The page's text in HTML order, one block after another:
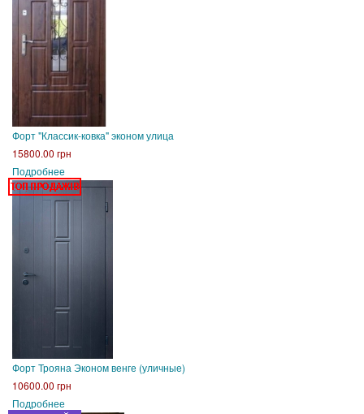
Форт "Классик-ковка" эконом улица
15800.00 грн
Подробнее
Форт Трояна Эконом венге (уличные)
10600.00 грн
Подробнее